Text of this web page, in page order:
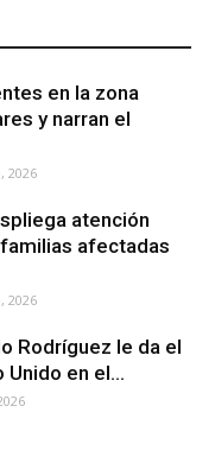
en la zona
y narran el
2026
atención
afectadas
2026
Rodríguez le da el
en el...